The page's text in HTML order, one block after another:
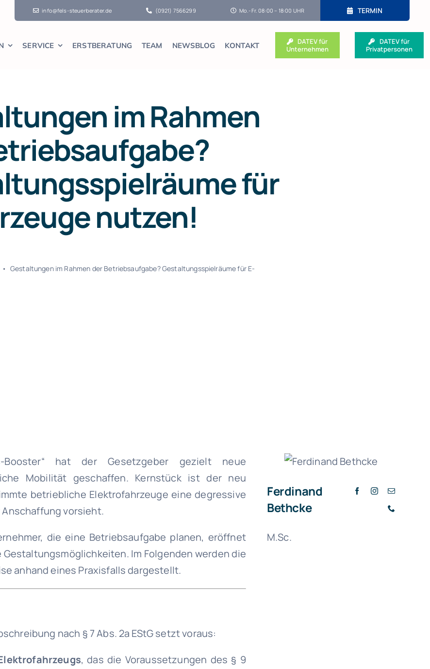
info@fels-steuerberater.de (0921) 7566299 Mo.-Fr. 08:00 – 18:00 UHR TERMIN
SERVICE ERSTBERATUNG TEAM NEWSBLOG KONTAKT
DATEV für
Unternehmen
DATEV für
Privatpersonen
im Rahmen
für
nutzen!
• Gestaltungen im Rahmen der Betriebsaufgabe? Gestaltungsspielräume für E-
Booster“ hat der Gesetzgeber gezielt neue
Mobilität geschaffen. Kernstück ist der neu
betriebliche Elektrofahrzeuge eine degressive
Anschaffung vorsieht.
die eine Betriebsaufgabe planen, eröffnet
Im Folgenden werden die
anhand eines Praxisfalls dargestellt.
nach § 7 Abs. 2a EStG setzt voraus:
, das die Voraussetzungen des § 9
Ferdinand
Bethcke
M.Sc.